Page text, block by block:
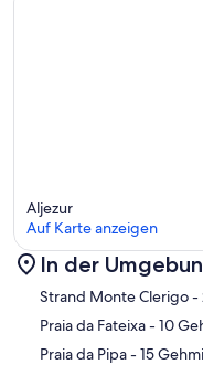
Aljezur
Auf Karte anzeigen
In der
Strand Monte Clerigo-
Praia da Fateixa- 10
Praia da Pipa- 15